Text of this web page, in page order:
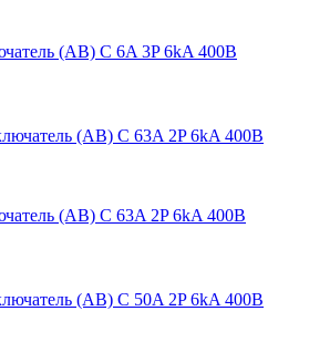
(АВ) C 6A 3P 6kA 400В
(АВ) C 63A 2P 6kA 400В